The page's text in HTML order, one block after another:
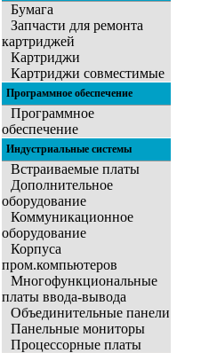
Бумага
Запчасти для ремонта
картриджей
Картриджи
Картриджи совместимые
Программное обеспечение
Программное
обеспечение
Индустриальные системы
Встраиваемые платы
Дополнительное
оборудование
Коммуникационное
оборудование
Корпуса
пром.компьютеров
Многофункциональные
платы ввода-вывода
Объединительные панели
Панельные мониторы
Процессорные платы